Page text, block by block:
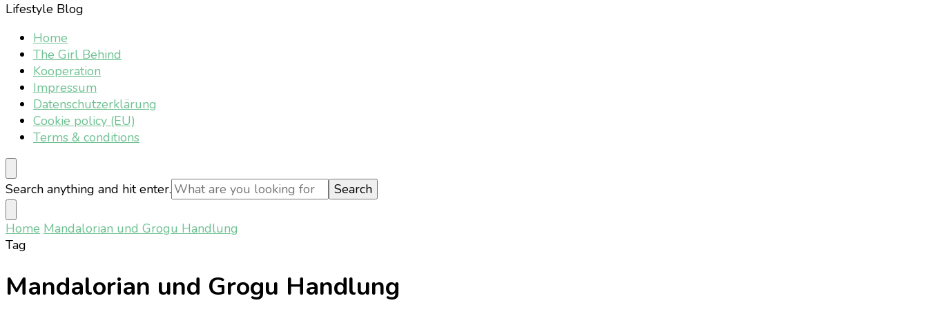
Lifestyle Blog
Home
The Girl Behind
Kooperation
Impressum
Datenschutzerklärung
Cookie policy (EU)
Terms & conditions
Looking
for
Something?
Search anything and hit enter.
Home Mandalorian und Grogu Handlung
Tag
Mandalorian und Grogu Handlung